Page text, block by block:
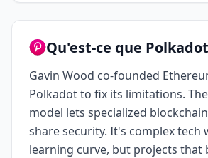
Qu'est-ce que
Gavin Wood co-founded
Polkadot to fix its limitations.
model lets specialized
share security. It's complex tech
learning curve, but projects that